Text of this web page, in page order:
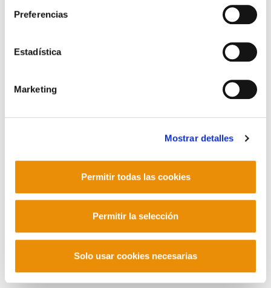
Preferencias
Estadística
Marketing
Mostrar detalles
Permitir todas las cookies
Permitir la selección
Solo usar cookies necesarias
Telf. +33 (0) 559 25 65 52
Mastodon